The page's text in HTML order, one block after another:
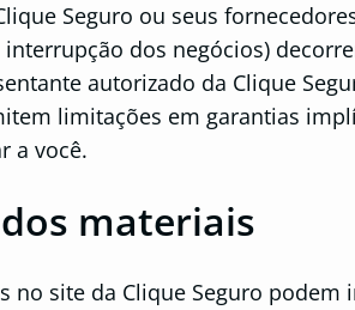
Seguro ou seus
dos negócios)
autorizado da Clique
limitações em garantias
a você.
materiais
no site da Clique Seguro